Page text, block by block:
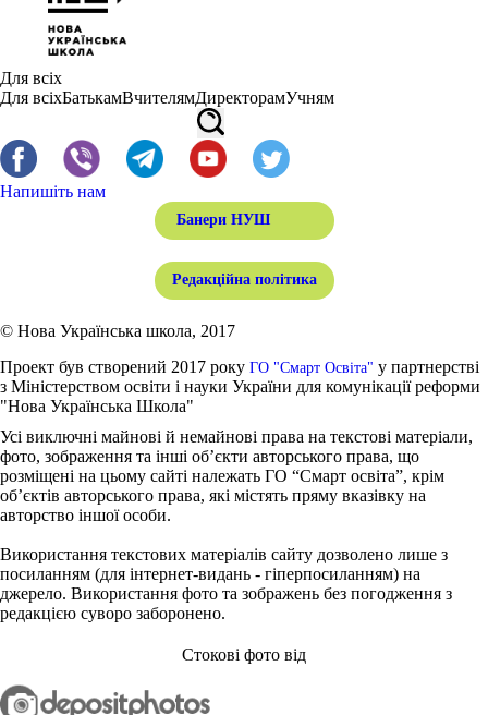
Для всіх
Для всіхБатькамВчителямДиректорамУчням
Напишіть нам
Банери НУШ
Редакційна політика
© Нова Українська школа, 2017
Проект був створений 2017 року ГО "Смарт Освіта" у партнерстві
з Міністерством освіти і науки України для комунікації реформи
"Нова Українська Школа"
Усі виключні майнові й немайнові права на текстові матеріали,
фото, зображення та інші об’єкти авторського права, що
розміщені на цьому сайті належать ГО “Смарт освіта”, крім
об’єктів авторського права, які містять пряму вказівку на
авторство іншої особи.
Використання текстових матеріалів сайту дозволено лише з
посиланням (для інтернет-видань - гіперпосиланням) на
джерело. Використання фото та зображень без погодження з
редакцією суворо заборонено.
Стокові фото від